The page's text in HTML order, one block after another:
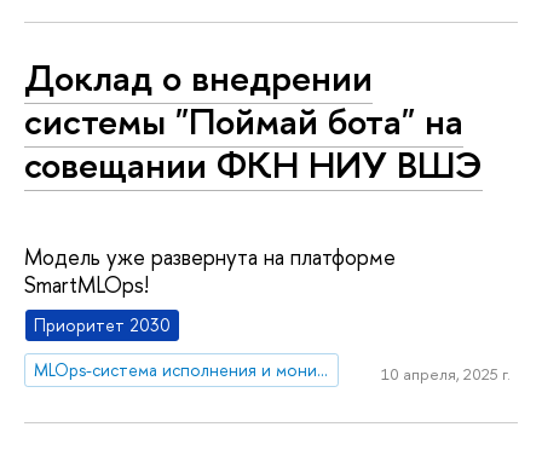
Доклад о внедрении
системы "Поймай бота" на
совещании ФКН НИУ ВШЭ
Модель уже развернута на платформе
SmartMLOps!
Приоритет 2030
MLOps-система исполнения и мониторинга ИИ-моделей
10 апреля, 2025 г.